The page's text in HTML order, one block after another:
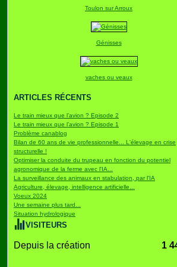
Toulon sur Arroux
Génisses
vaches ou veaux
ARTICLES RÉCENTS
Le train mieux que l’avion ? Episode 2
Le train mieux que l’avion ? Episode 1
Problème canablog
Bilan de 60 ans de vie professionnelle... L'élevage en crise
structurelle !
Optimiser la conduite du trupeau en fonction du potentiel
agronomique de la ferme avec l'IA...
La surveillance des animaux en stabulation, par l'IA
Agriculture, élevage, intelligence artificielle...
Voeux 2024
Une semaine plus tard...
Situation hydrologique
VISITEURS
Depuis la création 1